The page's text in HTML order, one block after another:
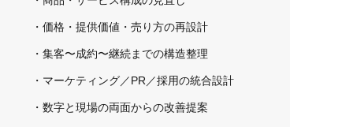
・価格・提供価値・売り方の再設計
・集客〜成約〜継続までの構造整理
・マーケティング／PR／採用の統合設計
・数字と現場の両面からの改善提案